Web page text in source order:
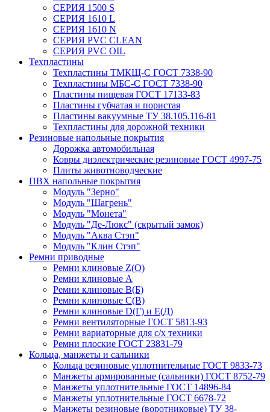
СЕРИЯ 1500 S
СЕРИЯ 1610 L
СЕРИЯ 1610 N
СЕРИЯ PVC CLEAN
СЕРИЯ PVC OIL
Техпластины
Техпластины ТМКЩ-С ГОСТ 7338-90
Техпластины МБС-С ГОСТ 7338-90
Пластины пищевая ГОСТ 17133-83
Пластины губчатая и пористая
Пластины вакуумные ТУ 38.105.116-81
Техпластины для дорожной техники
Резиновые напольные покрытия
Дорожка автомобильная
Ковры диэлектрические резиновые ГОСТ 4997-75
Плиты животноводческие
ПВХ напольные покрытия
Модуль "Зерно"
Модуль "Шагрень"
Модуль "Монета"
Модуль "Де-Люкс" (скрытый замок)
Модуль "Аква Стэп"
Модуль "Клин Стэп"
Ремни приводные
Ремни клиновые Z(О)
Ремни клиновые А
Ремни клиновые В(Б)
Ремни клиновые С(В)
Ремни клиновые D(Г) и Е(Д)
Ремни вентиляторные ГОСТ 5813-93
Ремни вариаторные для с/х техники
Ремни плоские ГОСТ 23831-79
Кольца, манжеты и сальники
Кольца резиновые уплотнительные ГОСТ 9833-73
Манжеты армированные (сальники) ГОСТ 8752-79
Манжеты уплотнительные ГОСТ 14896-84
Манжеты уплотнительные ГОСТ 6678-72
Манжеты резиновые (воротниковые) ТУ 38-